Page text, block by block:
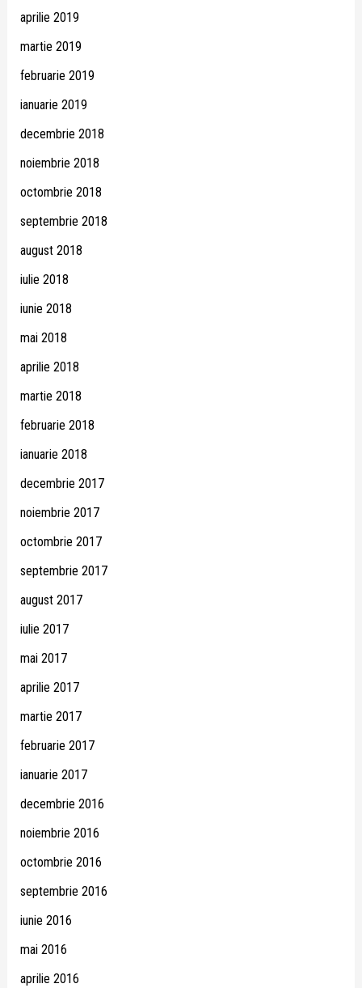
aprilie 2019
martie 2019
februarie 2019
ianuarie 2019
decembrie 2018
noiembrie 2018
octombrie 2018
septembrie 2018
august 2018
iulie 2018
iunie 2018
mai 2018
aprilie 2018
martie 2018
februarie 2018
ianuarie 2018
decembrie 2017
noiembrie 2017
octombrie 2017
septembrie 2017
august 2017
iulie 2017
mai 2017
aprilie 2017
martie 2017
februarie 2017
ianuarie 2017
decembrie 2016
noiembrie 2016
octombrie 2016
septembrie 2016
iunie 2016
mai 2016
aprilie 2016